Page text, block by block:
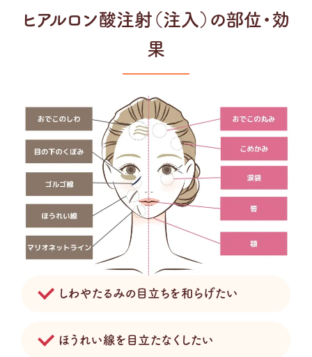
ヒアルロン酸注射（注入）の部位・効
果
しわやたるみの目立ちを和らげたい
ほうれい線を目立たなくしたい